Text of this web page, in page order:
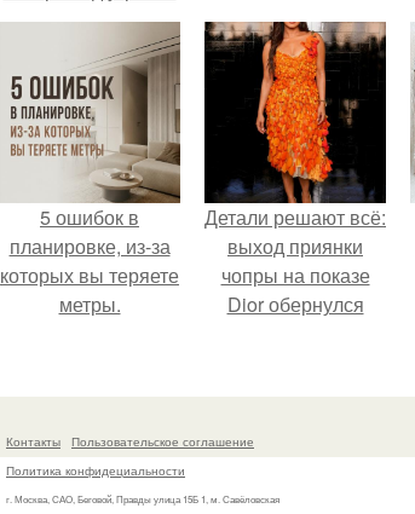
мамины нервы.
5 ошибок в
планировке, из-за
которых вы теряете
метры.
Детали решают всё:
выход приянки
чопры на показе
Dior обернулся
пошива.
Контакты
Пользовательское соглашение
Политика конфидециальности
г. Москва, САО, Беговой, Правды улица 15Б 1, м. Савёловская